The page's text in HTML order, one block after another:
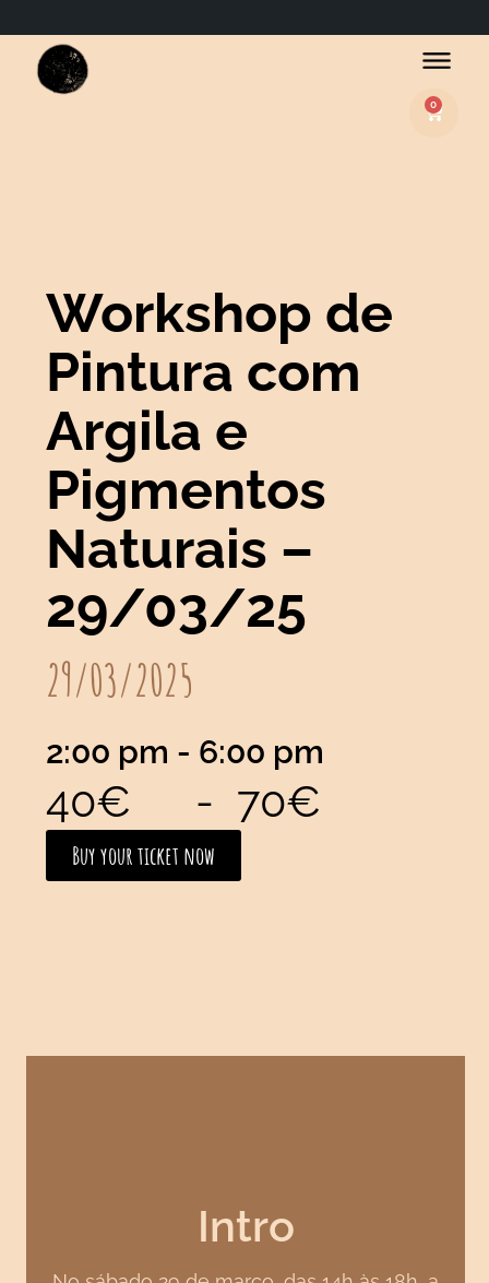
0
Basket
Workshop de
Pintura com
Argila e
Pigmentos
Naturais –
29/03/25
29/03/2025
2:00 pm - 6:00 pm
40€ - 70€
Buy your ticket now
Intro